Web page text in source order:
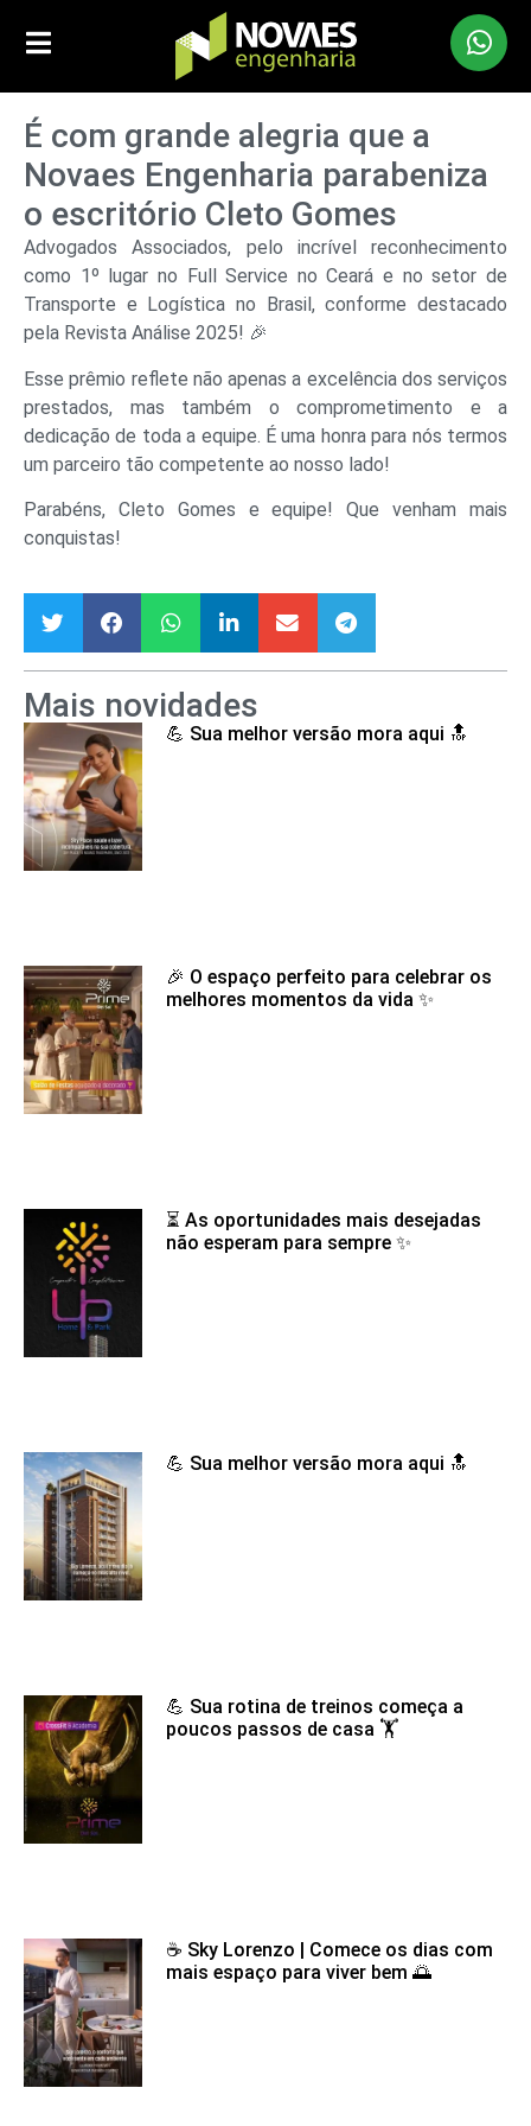
É com grande alegria que a
Novaes Engenharia parabeniza
o escritório Cleto Gomes
Advogados Associados, pelo incrível reconhecimento
como 1º lugar no Full Service no Ceará e no setor de
Transporte e Logística no Brasil, conforme destacado
pela Revista Análise 2025! 🎉
Esse prêmio reflete não apenas a excelência dos serviços
prestados, mas também o comprometimento e a
dedicação de toda a equipe. É uma honra para nós termos
um parceiro tão competente ao nosso lado!
Parabéns, Cleto Gomes e equipe! Que venham mais
conquistas!
Mais novidades
💪 Sua melhor versão mora aqui 🔝
🎉 O espaço perfeito para celebrar os
melhores momentos da vida ✨
⏳ As oportunidades mais desejadas
não esperam para sempre ✨
💪 Sua melhor versão mora aqui 🔝
💪 Sua rotina de treinos começa a
poucos passos de casa 🏋️
☕ Sky Lorenzo | Comece os dias com
mais espaço para viver bem 🌅